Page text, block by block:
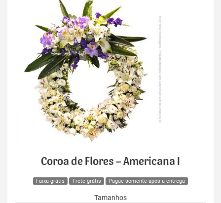
Coroa de Flores – Americana I
Faixa grátis Frete grátis Pague somente após a entrega
Tamanhos